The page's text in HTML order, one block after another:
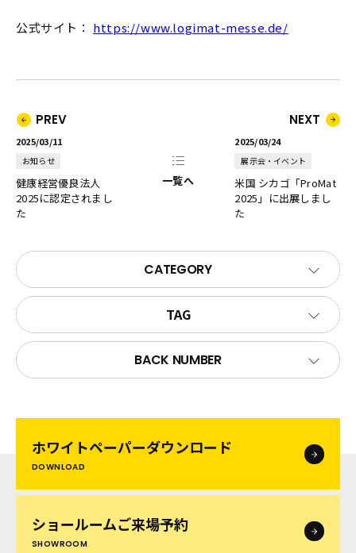
公式サイト： https://www.logimat-messe.de/
PREV
2025/03/11
お知らせ
健康経営優良法人
2025に認定されまし
た
NEXT
2025/03/24
展示会・イベント
米国 シカゴ「ProMat
2025」に出展しまし
た
一覧へ
CATEGORY
TAG
BACK NUMBER
ホワイトペーパーダウンロード
DOWNLOAD
ショールームご来場予約
SHOWROOM